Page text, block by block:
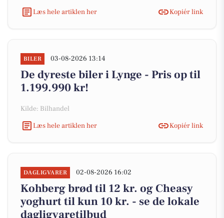
Læs hele artiklen her
Kopiér link
BILER 03-08-2026 13:14
De dyreste biler i Lynge - Pris op til
1.199.990 kr!
Kilde: Bilhandel
Læs hele artiklen her
Kopiér link
DAGLIGVARER 02-08-2026 16:02
Kohberg brød til 12 kr. og Cheasy
yoghurt til kun 10 kr. - se de lokale
dagligvaretilbud